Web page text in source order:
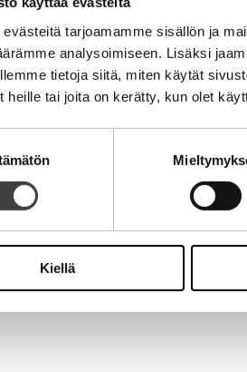
evästeitä tarjoamamme sisällön ja
analysoimiseen. Lisäksi
tietoja siitä, miten käytät
heille tai joita on kerätty, kun olet
Kiellä